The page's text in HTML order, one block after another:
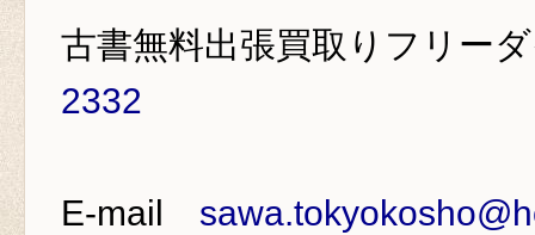
古書無料出張買取りフリー
2332
E-mail